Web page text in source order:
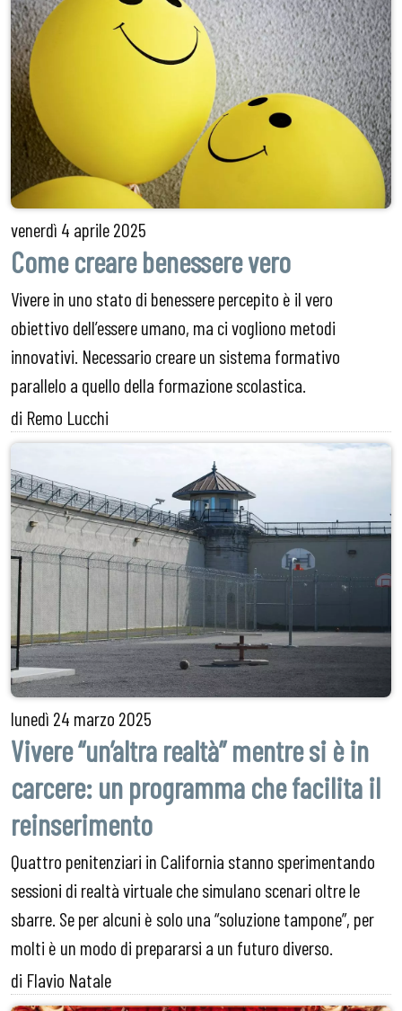
venerdì 4 aprile 2025
Come creare benessere vero
Vivere in uno stato di benessere percepito è il vero
obiettivo dell’essere umano, ma ci vogliono metodi
innovativi. Necessario creare un sistema formativo
parallelo a quello della formazione scolastica.
di Remo Lucchi
lunedì 24 marzo 2025
Vivere “un’altra realtà” mentre si è in
carcere: un programma che facilita il
reinserimento
Quattro penitenziari in California stanno sperimentando
sessioni di realtà virtuale che simulano scenari oltre le
sbarre. Se per alcuni è solo una “soluzione tampone”, per
molti è un modo di prepararsi a un futuro diverso.
di Flavio Natale